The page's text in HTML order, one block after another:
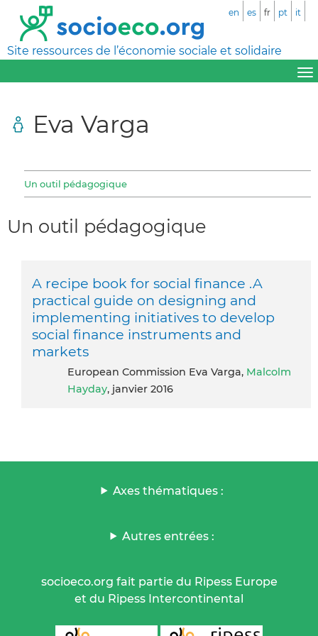
Site ressources de l’économie sociale et solidaire
en es fr pt it
Eva Varga
Un outil pédagogique
Un outil pédagogique
A recipe book for social finance .A
practical guide on designing and
implementing initiatives to develop
social finance instruments and
markets
European Commission Eva Varga, Malcolm
Hayday, janvier 2016
Axes thématiques :
Autres entrées :
socioeco.org fait partie du Ripess Europe
et du Ripess Intercontinental